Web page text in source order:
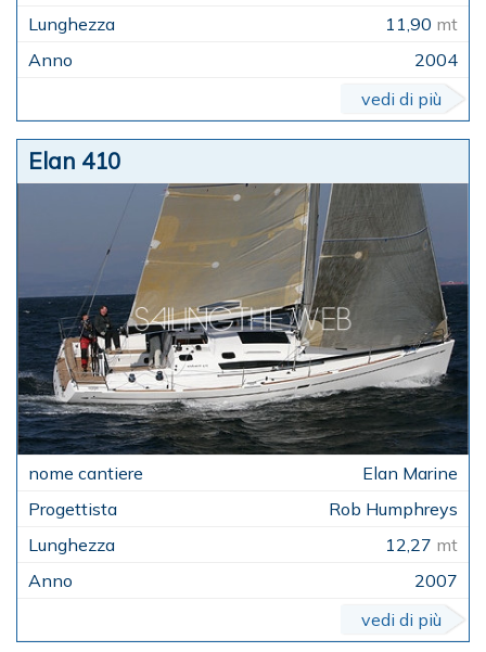
11,90 mt
2004
vedi di più
Elan 410
Elan Marine
Rob Humphreys
12,27 mt
2007
vedi di più